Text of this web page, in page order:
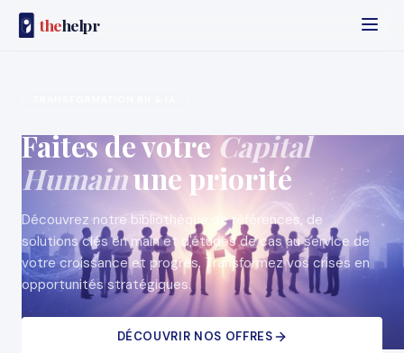
thehelpr
Faites de votreCapital
Humainune priorité
Découvrez notre bibliothèque de références, de
solutions clés en main et d'études de cas au service de
votre croissance et progrès. Transformez vos crises en
opportunités stratégiques.
DÉCOUVRIR NOS OFFRES